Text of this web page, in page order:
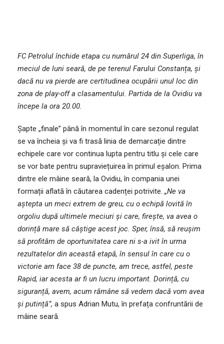
FC Petrolul închide etapa cu numărul 24 din Superliga, în
meciul de luni seară, de pe terenul Farului Constanța, și
dacă nu va pierde are certitudinea ocupării unul loc din
zona de play-off a clasamentului. Partida de la Ovidiu va
începe la ora 20.00.
Șapte „finale” până în momentul în care sezonul regulat
se va încheia și va fi trasă linia de demarcație dintre
echipele care vor continua lupta pentru titlu și cele care
se vor bate pentru supraviețuirea în primul eșalon. Prima
dintre ele mâine seară, la Ovidiu, în compania unei
formații aflată în căutarea cadenței potrivite. „Ne va
aștepta un meci extrem de greu, cu o echipă lovită în
orgoliu după ultimele meciuri și care, firește, va avea o
dorință mare să câștige acest joc. Sper, însă, să reușim
să profităm de oportunitatea care ni s-a ivit în urma
rezultatelor din această etapă, în sensul în care cu o
victorie am face 38 de puncte, am trece, astfel, peste
Rapid, iar acesta ar fi un lucru important. Dorință, cu
siguranță, avem, acum rămâne să vedem dacă vom avea
și putință”, a spus Adrian Mutu, în prefața confruntării de
mâine seară.